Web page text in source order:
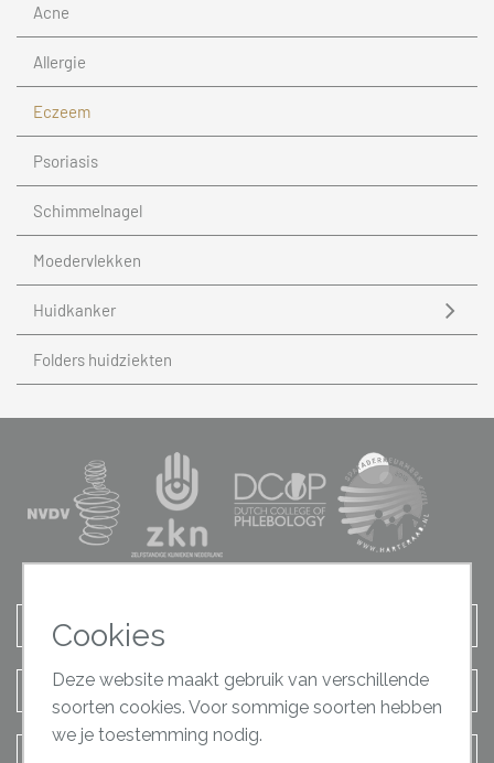
Acne
Allergie
Eczeem
Psoriasis
Schimmelnagel
Moedervlekken
Huidkanker
Folders huidziekten
Afspraak maken
Terugbel verzoek
Cookies
Deze website maakt gebruik van verschillende
soorten cookies. Voor sommige soorten hebben
we je toestemming nodig.